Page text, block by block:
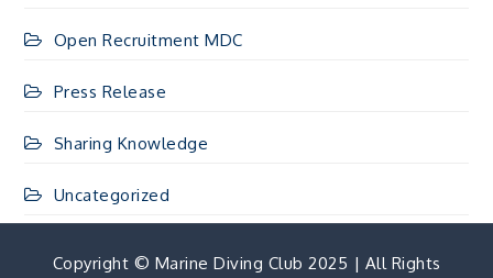
Open Recruitment MDC
Press Release
Sharing Knowledge
Uncategorized
Copyright © Marine Diving Club 2025 | All Rights